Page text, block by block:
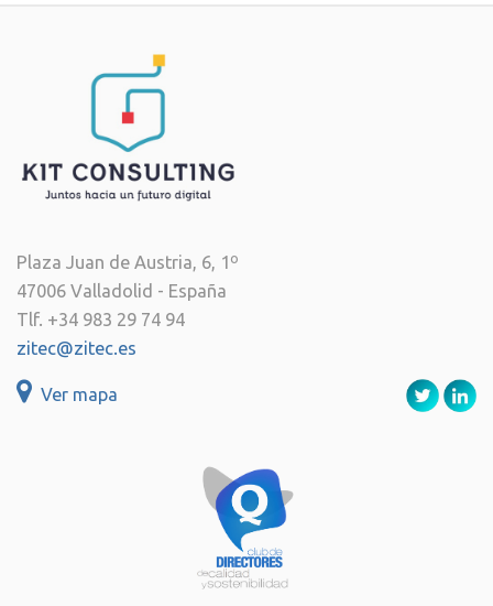
Plaza Juan de Austria, 6, 1º
47006 Valladolid - España
Tlf. +34 983 29 74 94
zitec@zitec.es
Ver mapa